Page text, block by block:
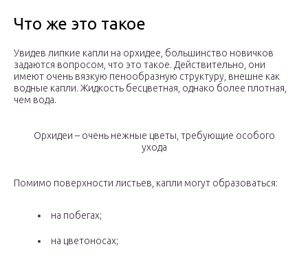
Что же это такое
Увидев липкие капли на орхидее, большинство новичков
задаются вопросом, что это такое. Действительно, они
имеют очень вязкую пенообразную структуру, внешне как
водные капли. Жидкость бесцветная, однако более плотная,
чем вода.
Орхидеи – очень нежные цветы, требующие особого
ухода
Помимо поверхности листьев, капли могут образоваться:
на побегах;
на цветоносах;